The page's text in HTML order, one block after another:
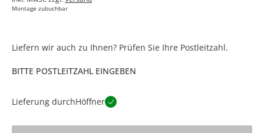
Montage zubuchbar
Liefern wir auch zu Ihnen? Prüfen Sie Ihre Postleitzahl.
BITTE POSTLEITZAHL EINGEBEN
Lieferung durchHöffner